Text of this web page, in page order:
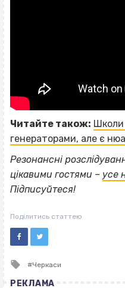
Читайте також: Школи
генераторами, але є
Резонансні
цікавими гостями – усе
Підписуйтеся!
Поділитись статтею
Tagged
Черкаси
РЕКЛАМА